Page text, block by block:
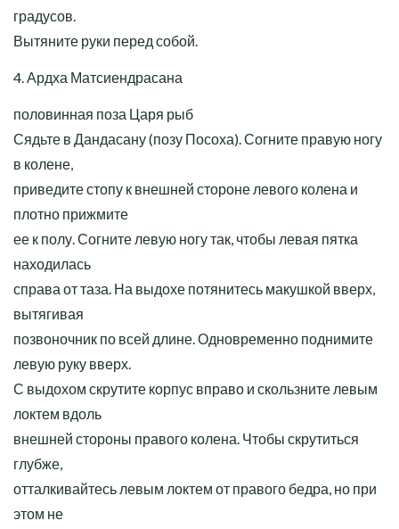
градусов.
Вытяните руки перед собой.
4. Ардха Матсиендрасана
половинная поза Царя рыб
Сядьте в Дандасану (позу Посоха). Согните правую ногу
в колене,
приведите стопу к внешней стороне левого колена и
плотно прижмите
ее к полу. Согните левую ногу так, чтобы левая пятка
находилась
справа от таза. На выдохе потянитесь макушкой вверх,
вытягивая
позвоночник по всей длине. Одновременно поднимите
левую руку вверх.
С выдохом скрутите корпус вправо и скользните левым
локтем вдоль
внешней стороны правого колена. Чтобы скрутиться
глубже,
отталкивайтесь левым локтем от правого бедра, но при
этом не